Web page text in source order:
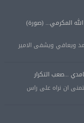
المكرمي... (صورة)
ويعافي ويشفى الامير
...صعب التكرار
ان نراه على راس